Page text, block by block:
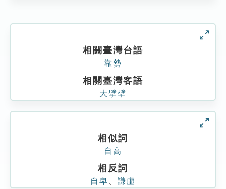
相關臺灣台語
靠勢
相關臺灣客語
大擘擘
相似詞
自高
相反詞
自卑 謙虛